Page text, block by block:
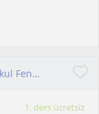
Odtü FİZik Öğretmenliğinden Özel Lise Fizik Etütleri ve Özel Ortaokul Fen Dersleri
1. ders ücretsiz